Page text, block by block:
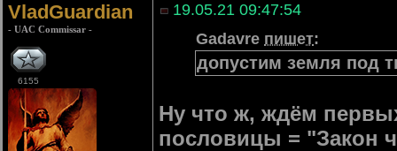
VladGuardian
- UAC Commissar -
6155
19.05.21 09:47:54
Gadavre пишет:
допустим земля под
Ну что ж, ждём
пословицы = "Закон